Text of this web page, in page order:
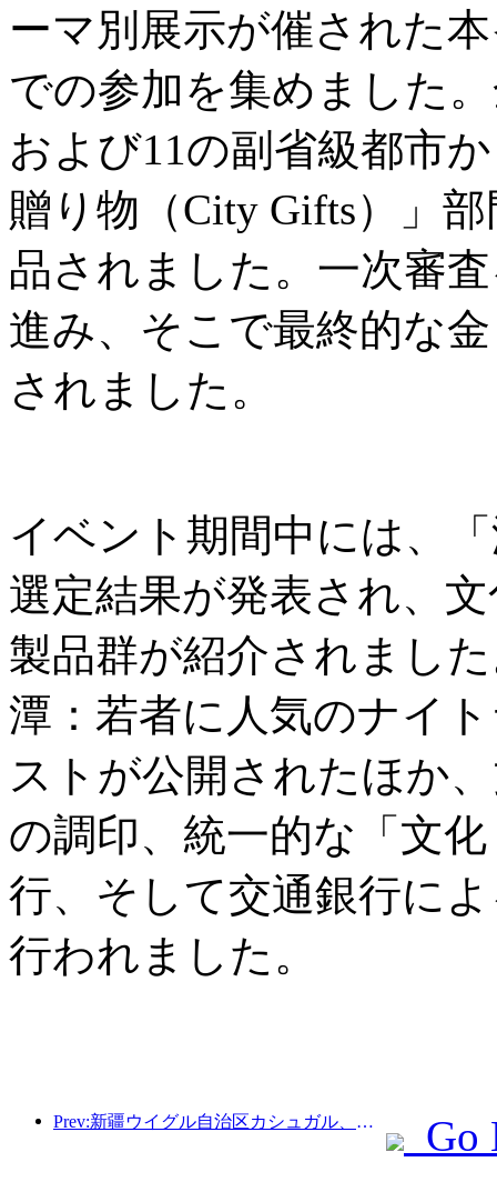
ーマ別展示が催された
での参加を集めました
および11の副省級都市
贈り物（City Gifts）」
品されました。一次審
進み、そこで最終的な
されました。
イベント期間中には、
選定結果が発表され、
製品群が紹介されまし
潭：若者に人気のナイ
ストが公開されたほか
の調印、統一的な「文
行、そして交通銀行に
行われました。
Prev:新疆ウイグル自治区カシュガル、民族間交流の促進に向けた観光振興イベントを開催 Go